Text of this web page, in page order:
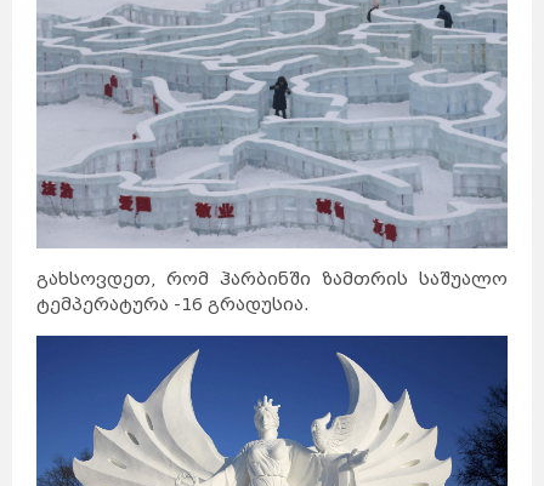
გახსოვდეთ, რომ ჰარბინში ზამთრის საშუალო
ტემპერატურა -16 გრადუსია.